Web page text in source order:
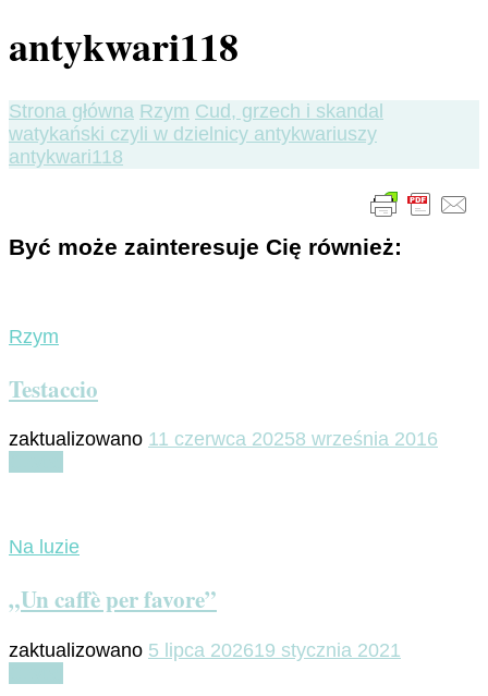
antykwari118
Strona główna Rzym Cud, grzech i skandal
watykański czyli w dzielnicy antykwariuszy
antykwari118
Być może zainteresuje Cię również:
Rzym
Testaccio
zaktualizowano 11 czerwca 20258 września 2016
Na luzie
„Un caffè per favore”
zaktualizowano 5 lipca 202619 stycznia 2021